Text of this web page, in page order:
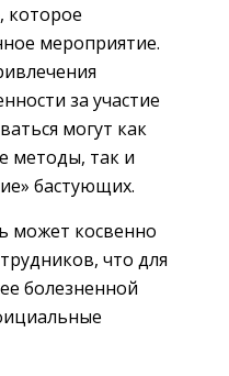
которое
мероприятие.
за участие
могут как
методы, так и
бастующих.
может косвенно
что для
болезненной